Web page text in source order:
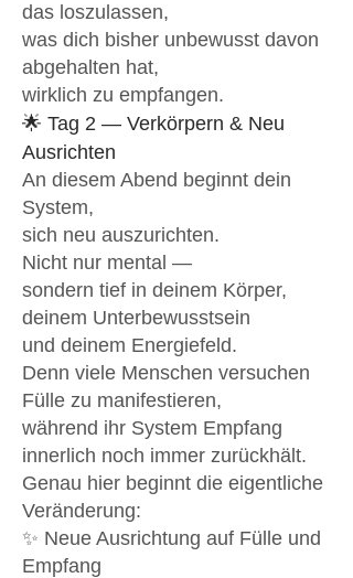
das loszulassen,
was dich bisher unbewusst davon
abgehalten hat,
wirklich zu empfangen.
🌟 Tag 2 — Verkörpern & Neu
Ausrichten
An diesem Abend beginnt dein
System,
sich neu auszurichten.
Nicht nur mental —
sondern tief in deinem Körper,
deinem Unterbewusstsein
und deinem Energiefeld.
Denn viele Menschen versuchen
Fülle zu manifestieren,
während ihr System Empfang
innerlich noch immer zurückhält.
Genau hier beginnt die eigentliche
Veränderung:
✨ Neue Ausrichtung auf Fülle und
Empfang